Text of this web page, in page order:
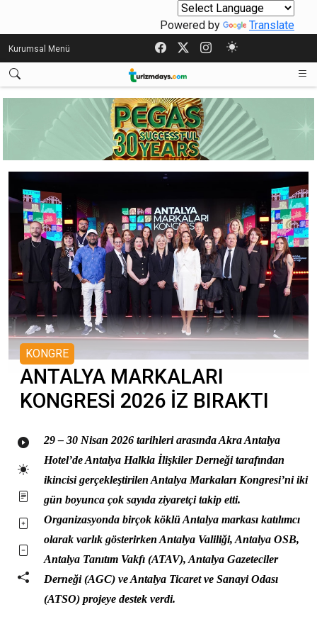
Powered by Translate
Kurumsal Menü
KONGRE
ANTALYA MARKALARI
KONGRESİ 2026 İZ BIRAKTI
29 – 30 Nisan 2026 tarihleri arasında Akra Antalya
Hotel’de Antalya Halkla İlişkiler Derneği tarafından
ikincisi gerçekleştirilen Antalya Markaları Kongresi’ni iki
gün boyunca çok sayıda ziyaretçi takip etti.
Organizasyonda birçok köklü Antalya markası katılımcı
olarak varlık gösterirken Antalya Valiliği, Antalya OSB,
Antalya Tanıtım Vakfı (ATAV), Antalya Gazeteciler
Derneği (AGC) ve Antalya Ticaret ve Sanayi Odası
(ATSO) projeye destek verdi.